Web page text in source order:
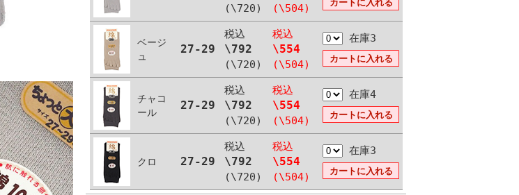
(\720) (\504)
ベージ
ュ
27-29
税込
\792
(\720)
税込
\554
(\504)
在庫3
チャコ
ール
27-29
税込
\792
(\720)
税込
\554
(\504)
在庫4
クロ 27-29
税込
\792
(\720)
税込
\554
(\504)
在庫3